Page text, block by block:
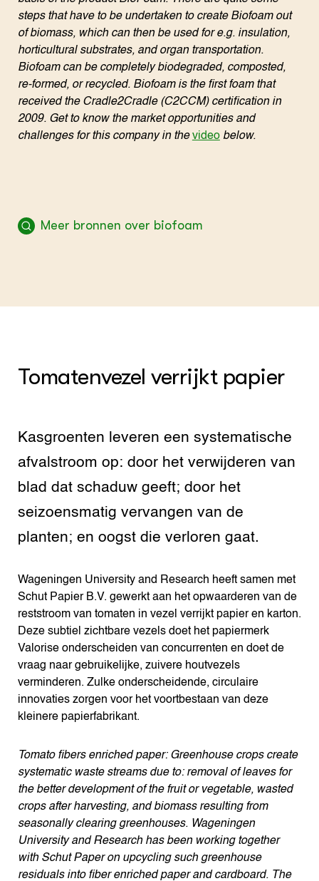
steps that have to be undertaken to create Biofoam out
of biomass, which can then be used for e.g. insulation,
horticultural substrates, and organ transportation.
Biofoam can be completely biodegraded, composted,
re-formed, or recycled. Biofoam is the first foam that
received the Cradle2Cradle (C2CCM) certification in
2009. Get to know the market opportunities and
challenges for this company in thevideobelow.
Meer bronnen over biofoam
Tomatenvezel verrijkt papier
Kasgroenten leveren een systematische
afvalstroom op: door het verwijderen van
blad dat schaduw geeft; door het
seizoensmatig vervangen van de
planten; en oogst die verloren gaat.
Wageningen University and Research heeft samen met
Schut Papier B.V. gewerkt aan het opwaarderen van de
reststroom van tomaten in vezel verrijkt papier en karton.
Deze subtiel zichtbare vezels doet het papiermerk
Valorise onderscheiden van concurrenten en doet de
vraag naar gebruikelijke, zuivere houtvezels
verminderen. Zulke onderscheidende, circulaire
innovaties zorgen voor het voortbestaan van deze
kleinere papierfabrikant.
Tomato fibers enriched paper: Greenhouse crops create
systematic waste streams due to: removal of leaves for
the better development of the fruit or vegetable, wasted
crops after harvesting, and biomass resulting from
seasonally clearing greenhouses. Wageningen
University and Research has been working together
with Schut Paper on upcycling such greenhouse
residuals into fiber enriched paper and cardboard. The